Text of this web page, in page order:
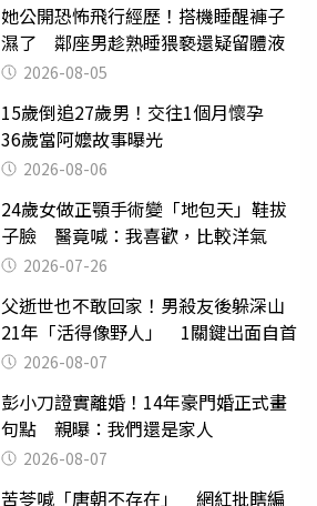
她公開恐怖飛行經歷！搭機睡醒褲子
濕了 鄰座男趁熟睡猥褻還疑留體液
2026-08-05
15歲倒追27歲男！交往1個月懷孕
36歲當阿嬤故事曝光
2026-08-06
24歲女做正顎手術變「地包天」鞋拔
子臉 醫竟喊：我喜歡，比較洋氣
2026-07-26
父逝世也不敢回家！男殺友後躲深山
21年「活得像野人」 1關鍵出面自首
2026-08-07
彭小刀證實離婚！14年豪門婚正式畫
句點 親曝：我們還是家人
2026-08-07
苦苓喊「唐朝不存在」 網紅批瞎編